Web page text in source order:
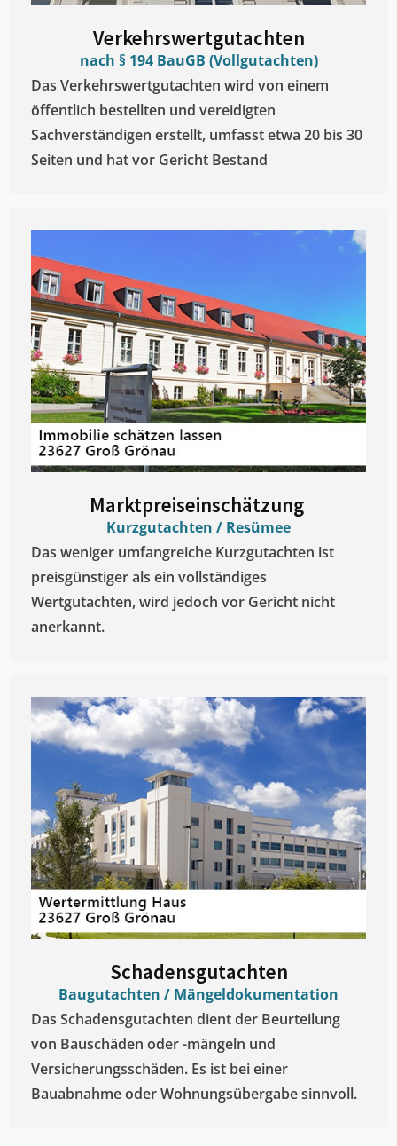
Verkehrswertgutachten
nach § 194 BauGB (Vollgutachten)
Das Verkehrswertgutachten wird von einem
öffentlich bestellten und vereidigten
Sachverständigen erstellt, umfasst etwa 20 bis 30
Seiten und hat vor Gericht Bestand
Marktpreiseinschätzung ​
Kurzgutachten / Resümee
Das weniger umfangreiche Kurzgutachten ist
preisgünstiger als ein vollständiges
Wertgutachten, wird jedoch vor Gericht nicht
anerkannt.
Schadensgutachten
Baugutachten / Mängeldokumentation
Das Schadensgutachten dient der Beurteilung
von Bauschäden oder -mängeln und
Versicherungsschäden. Es ist bei einer
Bauabnahme oder Wohnungsübergabe sinnvoll.